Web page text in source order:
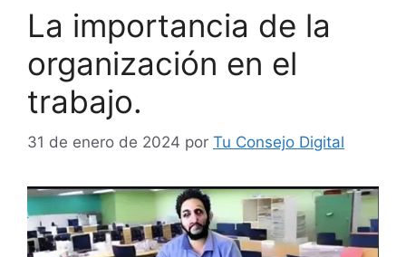
La importancia de la
organización en el
trabajo.
31 de enero de 2024 por Tu Consejo Digital